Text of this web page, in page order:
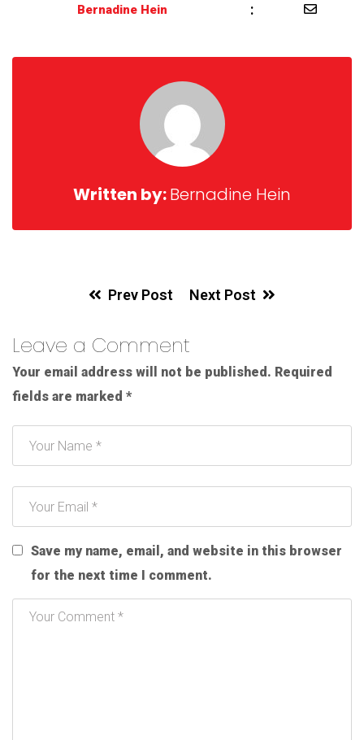
Bernadine Hein
:
Written by:Bernadine Hein
Prev Post Next Post
Leave a Comment
Your email address will not be published. Required
fields are marked *
Save my name, email, and website in this browser
for the next time I comment.